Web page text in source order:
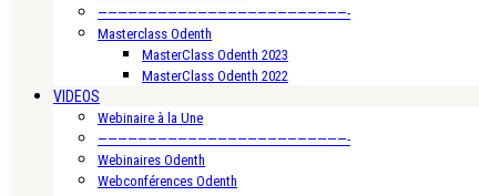
—————————————————————————-
Masterclass Odenth
MasterClass Odenth 2023
MasterClass Odenth 2022
VIDEOS
Webinaire à la Une
—————————————————————————-
Webinaires Odenth
Webconférences Odenth